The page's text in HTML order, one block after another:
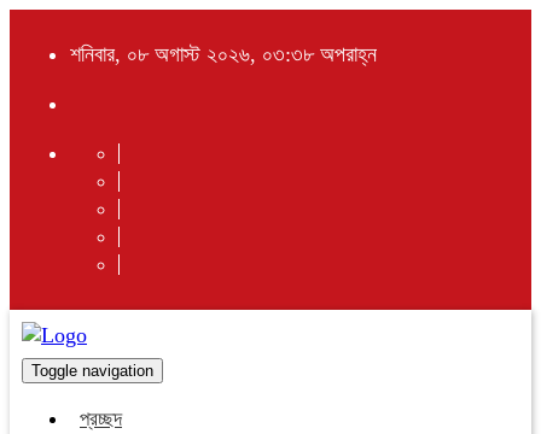
শনিবার, ০৮ অগাস্ট ২০২৬, ০৩:৩৮ অপরাহ্ন
Toggle navigation
প্রচ্ছদ